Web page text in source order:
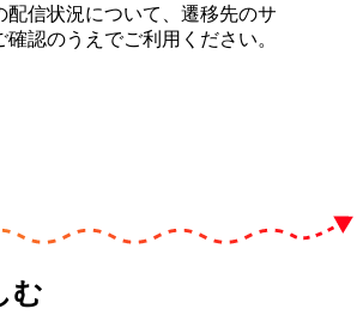
信状況について、遷移先のサ
認のうえでご利用ください。
む